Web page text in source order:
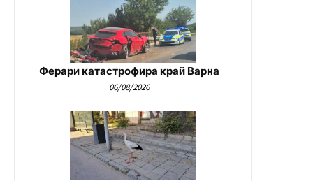
Ферари катастрофира край Варна
06/08/2026